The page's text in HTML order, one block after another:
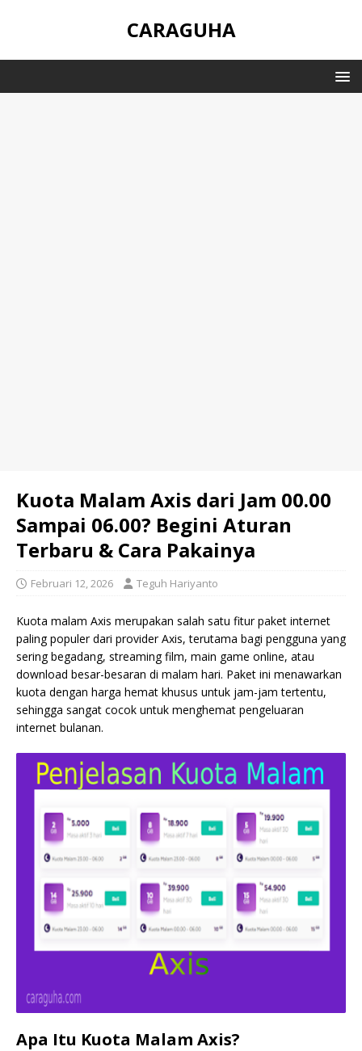
CARAGUHA
Kuota Malam Axis dari Jam 00.00
Sampai 06.00? Begini Aturan
Terbaru & Cara Pakainya
Februari 12, 2026 Teguh Hariyanto
Kuota malam Axis merupakan salah satu fitur paket internet
paling populer dari provider Axis, terutama bagi pengguna yang
sering begadang, streaming film, main game online, atau
download besar-besaran di malam hari. Paket ini menawarkan
kuota dengan harga hemat khusus untuk jam-jam tertentu,
sehingga sangat cocok untuk menghemat pengeluaran
internet bulanan.
Apa Itu Kuota Malam Axis?